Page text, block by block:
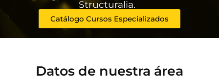
Structuralia.
Catálogo Cursos Especializados
Datos de nuestra área